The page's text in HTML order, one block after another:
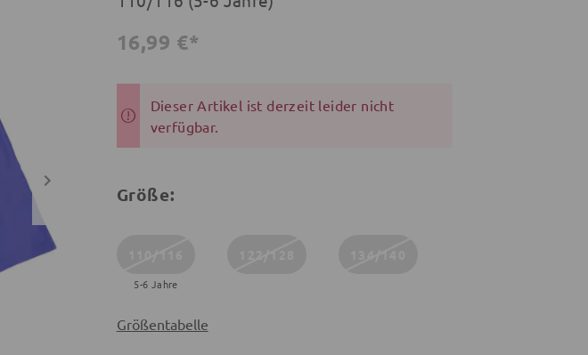
16,99 €*
Dieser Artikel ist derzeit leider nicht
verfügbar.
Größe:
5-6 Jahre
Größentabelle